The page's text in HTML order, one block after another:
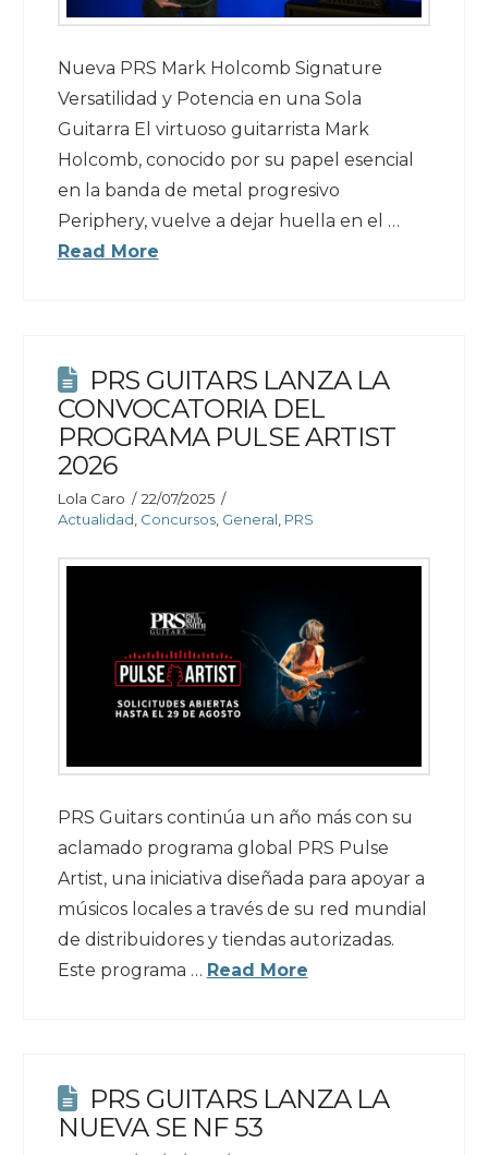
Nueva PRS Mark Holcomb Signature
Versatilidad y Potencia en una Sola
Guitarra El virtuoso guitarrista Mark
Holcomb, conocido por su papel esencial
en la banda de metal progresivo
Periphery, vuelve a dejar huella en el …
Read More
PRS GUITARS LANZA LA
CONVOCATORIA DEL
PROGRAMA PULSE ARTIST
2026
Lola Caro
22/07/2025
Actualidad Concursos, General PRS
PRS Guitars continúa un año más con su
aclamado programa global PRS Pulse
Artist, una iniciativa diseñada para apoyar a
músicos locales a través de su red mundial
de distribuidores y tiendas autorizadas.
Este programa … Read More
PRS GUITARS LANZA LA
NUEVA SE NF 53